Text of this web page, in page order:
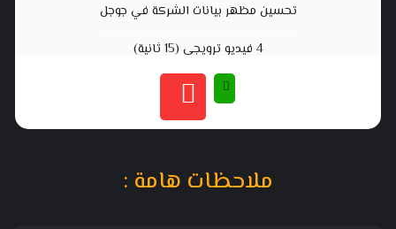
تحسين مظهر بيانات الشركة في جوجل
4 فيديو ترويجي (15 ثانية)
ملاحظات هامة :